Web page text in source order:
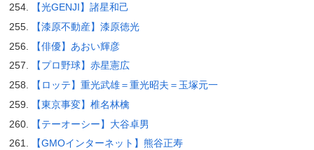
【光GENJI】諸星和己
【漆原不動産】漆原徳光
【俳優】あおい輝彦
【プロ野球】赤星憲広
【ロッテ】重光武雄＝重光昭夫＝玉塚元一
【東京事変】椎名林檎
【テーオーシー】大谷卓男
【GMOインターネット】熊谷正寿